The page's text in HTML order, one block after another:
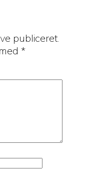
publiceret.
*